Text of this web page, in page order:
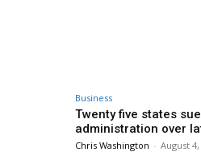
Business
Twenty five states
administration over
Chris Washington - August 4,